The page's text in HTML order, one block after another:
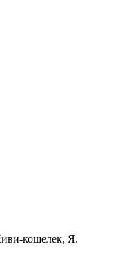
кошелек, Я.